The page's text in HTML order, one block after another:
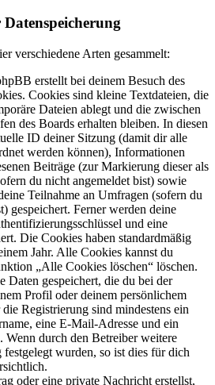
verschiedene Arten gesammelt:
erstellt bei deinem Besuch des
Cookies sind kleine Textdateien, die
Dateien ablegt und die zwischen
des Boards erhalten bleiben. In diesen
ID deiner Sitzung (damit dir alle
werden können), Informationen
Beiträge (zur Markierung dieser als
du nicht angemeldet bist) sowie
Teilnahme an Umfragen (sofern du
gespeichert. Ferner werden deine
und eine
Die Cookies haben standardmäßig
Jahr. Alle Cookies kannst du
„Alle Cookies löschen“ löschen.
Daten gespeichert, die du bei der
Profil oder deinem persönlichem
Registrierung sind mindestens ein
eine E-Mail-Adresse und ein
Wenn durch den Betreiber weitere
wurden, so ist dies für dich
oder eine private Nachricht erstellst,